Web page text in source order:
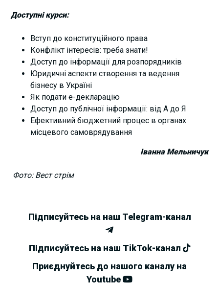
Доступні курси:
Вступ до конституційного права
Конфлікт інтересів: треба знати!
Доступ до інформації для розпорядників
Юридичні аспекти створення та ведення
бізнесу в Україні
Як подати е-декларацію
Доступ до публічної інформації: від А до Я
Ефективний бюджетний процес в органах
місцевого самоврядування
Іванна Мельничук
Фото: Вест стрім
Підписуйтесь на наш Telegram-канал
Підписуйтесь на наш TikTok-канал
Приєднуйтесь до нашого каналу на
Youtube